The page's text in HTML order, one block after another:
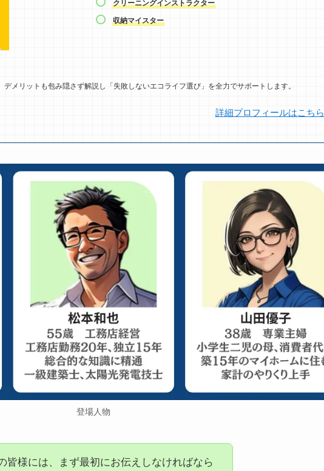
クリーニングインストラクター
収納マイスター
メリットも包み隠さず解説し「失敗しないエコライフ選び」を全力でサポートします。
詳細プロフィールはこちら
登場人物
皆様には、まず最初にお伝えしなければなら